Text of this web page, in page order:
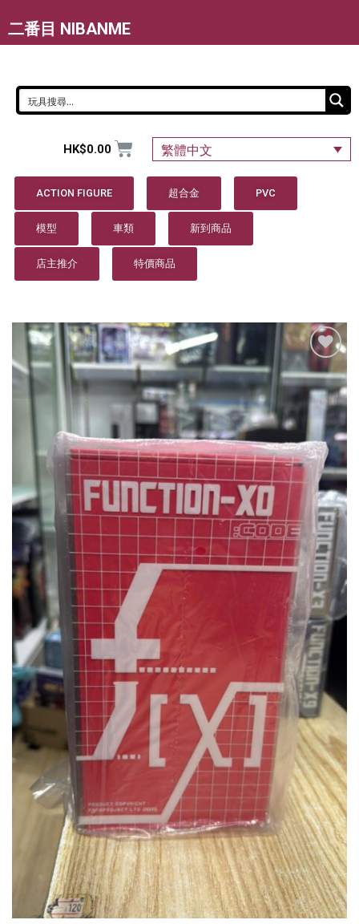
二番目 NIBANME
HK$0.00 繁體中文
ACTION FIGURE 超合金 PVC
模型 車類 新到商品
店主推介 特價商品